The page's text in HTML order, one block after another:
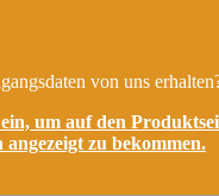
von uns
um auf den
zu bekommen.